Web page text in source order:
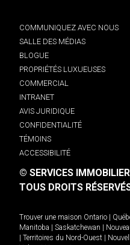
COMMUNIQUEZ AVEC NOUS
SALLE DES MÉDIAS
BLOGUE
PROPRIÉTÉS LUXUEUSES
COMMERCIAL
INTRANET
AVIS JURIDIQUE
CONFIDENTIALITÉ
TÉMOINS
ACCESSIBILITÉ
© SERVICES
TOUS DROITS
Trouver une maison Ontario
Manitoba
Saskatchewan
Territoires du Nord-Ouest